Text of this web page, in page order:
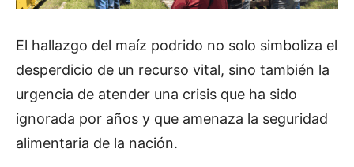
El hallazgo del maíz podrido no solo simboliza el
desperdicio de un recurso vital, sino también la
urgencia de atender una crisis que ha sido
ignorada por años y que amenaza la seguridad
alimentaria de la nación.